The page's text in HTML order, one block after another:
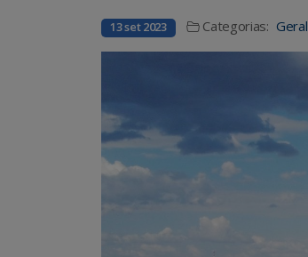
13 set 2023 Categorias: Geral